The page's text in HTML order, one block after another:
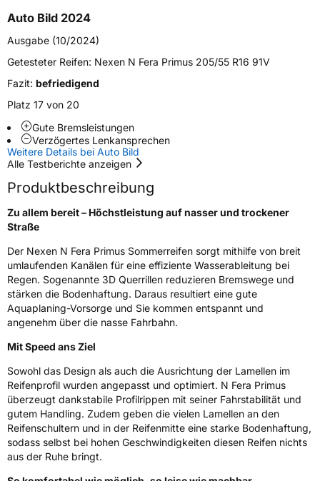
Weitere Eigenschaften
Schlauchtyp
ZustandNeureifen
EU Label
EffizienzC
NasshaftungA
Rollgeräusch (Klasse)
Rollgeräusch (dB) 70
FahrzeugklasseC1
3PMSF / Schneeflockensymbol / Alpine-SymbolNein
EisgripNein
EPREL ID456913
Allgemeine Produktsicherheit (GPSR)
HerstellerkontaktNEXEN TIRE EUROPE s.r.o., Lise-Meitner-
Strasse 1 65779 Kelkheim Deutschland,
marketing.nte@nexentire.com
Auto Bild 2024
Ausgabe (10/2024)
Getesteter Reifen: Nexen N Fera Primus 205/55 R16 91V
Fazit: befriedigend
Platz 17 von 20
Gute Bremsleistungen
Verzögertes Lenkansprechen
Weitere Details bei Auto Bild
Alle Testberichte anzeigen
Produktbeschreibung
Zu allem bereit – Höchstleistung auf nasser und trockener
Straße
Der Nexen N Fera Primus Sommerreifen sorgt mithilfe von breit
umlaufenden Kanälen für eine effiziente Wasserableitung bei
Regen. Sogenannte 3D Querrillen reduzieren Bremswege und
stärken die Bodenhaftung. Daraus resultiert eine gute
Aquaplaning-Vorsorge und Sie kommen entspannt und
angenehm über die nasse Fahrbahn.
Mit Speed ans Ziel
Sowohl das Design als auch die Ausrichtung der Lamellen im
Reifenprofil wurden angepasst und optimiert. N Fera Primus
überzeugt dankstabile Profilrippen mit seiner Fahrstabilität und
gutem Handling. Zudem geben die vielen Lamellen an den
Reifenschultern und in der Reifenmitte eine starke Bodenhaftung,
sodass selbst bei hohen Geschwindigkeiten diesen Reifen nichts
aus der Ruhe bringt.